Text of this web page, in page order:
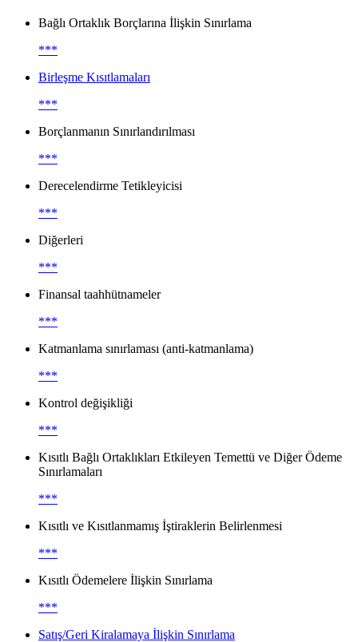
Bağlı Ortaklık Borçlarına İlişkin Sınırlama
***
Birleşme Kısıtlamaları
***
Borçlanmanın Sınırlandırılması
***
Derecelendirme Tetikleyicisi
***
Diğerleri
***
Finansal taahhütnameler
***
Katmanlama sınırlaması (anti-katmanlama)
***
Kontrol değişikliği
***
Kısıtlı Bağlı Ortaklıkları Etkileyen Temettü ve Diğer Ödeme
Sınırlamaları
***
Kısıtlı ve Kısıtlanmamış İştiraklerin Belirlenmesi
***
Kısıtlı Ödemelere İlişkin Sınırlama
***
Satış/Geri Kiralamaya İlişkin Sınırlama